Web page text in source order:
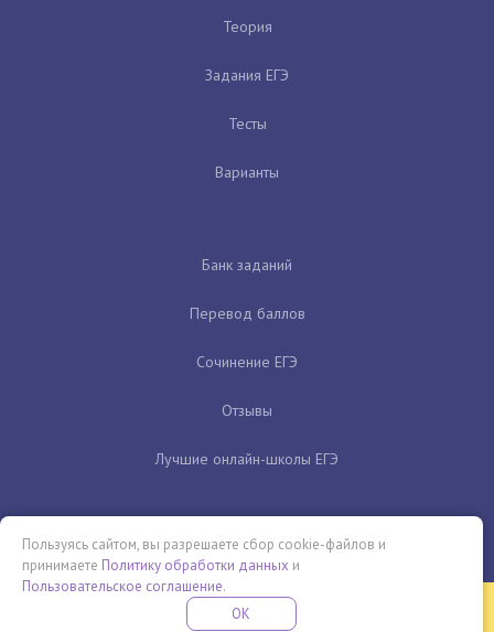
Теория
Задания ЕГЭ
Тесты
Варианты
Банк заданий
Перевод баллов
Сочинение ЕГЭ
Отзывы
Лучшие онлайн-школы ЕГЭ
Бесплатная летняя школа
Пользуясь сайтом, вы разрешаете сбор cookie-файлов и
принимаете Политику обработки данных и
Пользовательское соглашение.
OK